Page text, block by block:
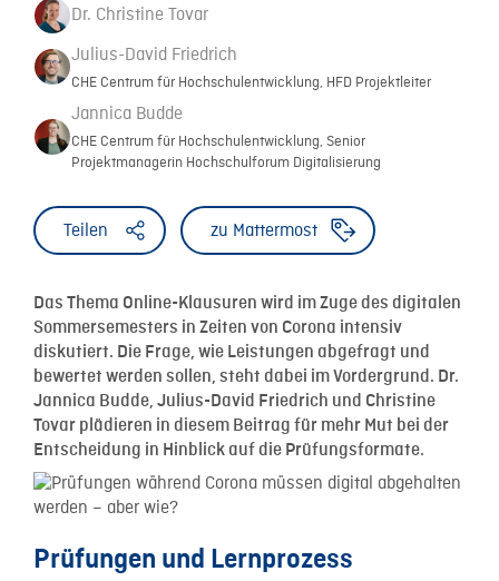
Dr. Christine Tovar
Julius-David Friedrich
CHE Centrum für Hochschulentwicklung, HFD Projektleiter
Jannica Budde
CHE Centrum für Hochschulentwicklung, Senior
Projektmanagerin Hochschulforum Digitalisierung
Teilen zu Mattermost
Das Thema Online-Klausuren wird im Zuge des digitalen
Sommersemesters in Zeiten von Corona intensiv
diskutiert. Die Frage, wie Leistungen abgefragt und
bewertet werden sollen, steht dabei im Vordergrund. Dr.
Jannica Budde, Julius-David Friedrich und Christine
Tovar plädieren in diesem Beitrag für mehr Mut bei der
Entscheidung in Hinblick auf die Prüfungsformate.
Prüfungen und Lernprozess